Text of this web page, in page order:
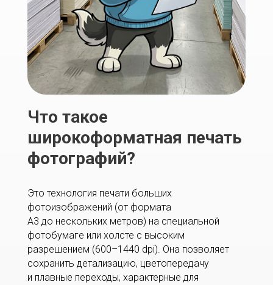
Что такое
широкоформатная печать
фотографий?
Это технология печати больших
фотоизображений (от формата
А3 до нескольких метров) на специальной
фотобумаге или холсте с высоким
разрешением (600–1440 dpi). Она позволяет
сохранить детализацию, цветопередачу
и плавные переходы, характерные для